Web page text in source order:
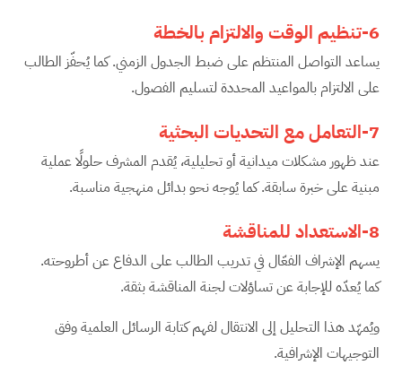
6-تنظيم الوقت والالتزام بالخطة
يساعد التواصل المنتظم على ضبط الجدول الزمني. كما يُحفّز الطالب
على الالتزام بالمواعيد المحددة لتسليم الفصول.
7-التعامل مع التحديات البحثية
عند ظهور مشكلات ميدانية أو تحليلية، يُقدم المشرف حلولًا عملية
مبنية على خبرة سابقة. كما يُوجه نحو بدائل منهجية مناسبة.
8-الاستعداد للمناقشة
يسهم الإشراف الفعّال في تدريب الطالب على الدفاع عن أطروحته.
كما يُعدّه للإجابة عن تساؤلات لجنة المناقشة بثقة.
ويُمهّد هذا التحليل إلى الانتقال لفهم كتابة الرسائل العلمية وفق
التوجيهات الإشرافية.